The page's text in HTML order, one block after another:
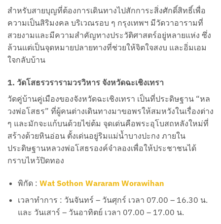
สำหรับสายบุญที่ต้องการเดินทางไปสักการะสิ่งศักดิ์สิทธิ์เพื่อ
ความเป็นสิริมงคล บริเวณรอบ ๆ กรุงเทพฯ มีวัดวาอารามที่
สวยงามและมีความสำคัญทางประวัติศาสตร์อยู่หลายแห่ง ซึ่ง
ล้วนแต่เป็นจุดหมายปลายทางที่ช่วยให้จิตใจสงบ และอิ่มเอม
ใจกลับบ้าน
1. วัดโสธรวรารามวรวิหาร จังหวัดฉะเชิงเทรา
วัดคู่บ้านคู่เมืองของจังหวัดฉะเชิงเทรา เป็นที่ประดิษฐาน “หล
วงพ่อโสธร” ที่ผู้คนต่างเดินทางมาขอพรให้สมหวังในเรื่องต่าง
ๆ และมักจะแก้บนด้วยไข่ต้ม จุดเด่นคือพระอุโบสถหลังใหม่ที่
สร้างด้วยหินอ่อน ตั้งเด่นอยู่ริมแม่น้ำบางปะกง ภายใน
ประดิษฐานหลวงพ่อโสธรองค์จำลองเพื่อให้ประชาชนได้
กราบไหว้ปิดทอง
พิกัด : Wat Sothon Wararam Worawihan
เวลาทำการ : วันจันทร์ – วันศุกร์ เวลา 07.00 – 16.30 น.
และ วันเสาร์ – วันอาทิตย์ เวลา 07.00 – 17.00 น.